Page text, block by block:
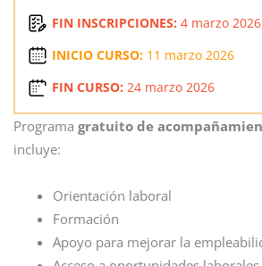
FIN INSCRIPCIONES: 4 marzo 2026
INICIO CURSO: 11 marzo 2026
FIN CURSO: 24 marzo 2026
Programa gratuito de
incluye:
Orientación laboral
Formación
Apoyo para mejorar la